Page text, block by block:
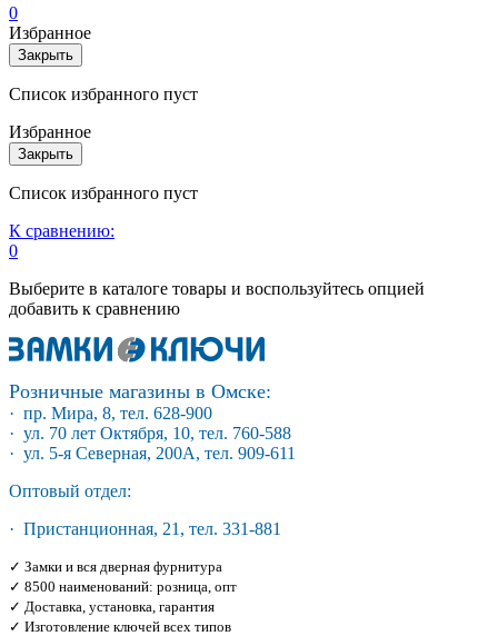
0
Избранное
Закрыть
Список избранного пуст
Избранное
Закрыть
Список избранного пуст
К сравнению:
0
Выберите в каталоге товары и воспользуйтесь опцией
добавить к сравнению
Розничные магазины в Омске:
· пр. Мира, 8, тел. 628-900
· ул. 70 лет Октября, 10, тел. 760-588
· ул. 5-я Северная, 200А, тел. 909-611
Оптовый отдел:
· Пристанционная, 21, тел. 331-881
✓ Замки и вся дверная фурнитура
✓ 8500 наименований: розница, опт
✓ Доставка, установка, гарантия
✓ Изготовление ключей всех типов